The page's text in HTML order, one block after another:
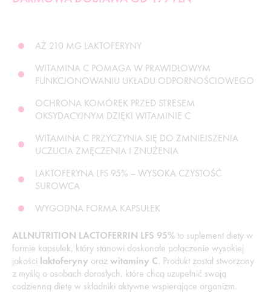
AŻ 210 MG LAKTOFERYNY
WITAMINA C POMAGA W PRAWIDŁOWYM
FUNKCJONOWANIU UKŁADU ODPORNOŚCIOWEGO
OCHRONA KOMÓREK PRZED STRESEM
OKSYDACYJNYM DZIĘKI WITAMINIE C
WITAMINA C PRZYCZYNIA SIĘ DO ZMNIEJSZENIA
UCZUCIA ZMĘCZENIA I ZNUŻENIA
LAKTOFERYNA LFS 95% – WYSOKA CZYSTOŚĆ
SUROWCA
WYGODNA FORMA KAPSUŁEK
ALLNUTRITION LACTOFERRIN LFS 95%to suplement diety w
formie kapsułek, który stanowi doskonałe połączenie wysokiej
jakości laktoferyny orazwitaminy C. Produkt został stworzony
z myślą o osobach dorosłych, które chcą uzupełnić swoją
codzienną dietę w składniki aktywne wspierające organizm.